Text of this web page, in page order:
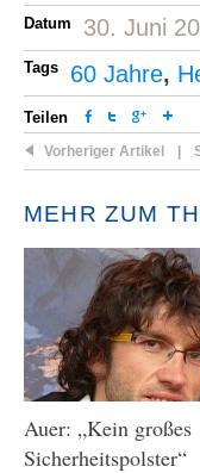
Datum 30. Juni
Tags 60 Jahre,
Teilen
Vorheriger Artikel
MEHR ZUM
Auer: „Kein großes
Sicherheitspolster“